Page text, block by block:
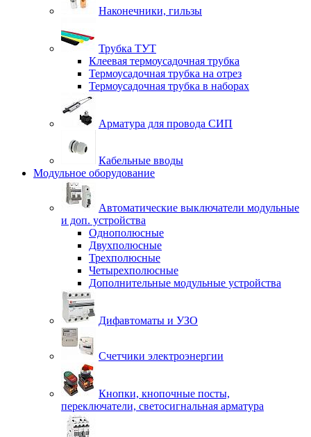
Наконечники, гильзы
Трубка ТУТ
Клеевая термоусадочная трубка
Термоусадочная трубка на отрез
Термоусадочная трубка в наборах
Арматура для провода СИП
Кабельные вводы
Модульное оборудование
Автоматические выключатели модульные
и доп. устройства
Однополюсные
Двухполюсные
Трехполюсные
Четырехполюсные
Дополнительные модульные устройства
Дифавтоматы и УЗО
Счетчики электроэнергии
Кнопки, кнопочные посты,
переключатели, светосигнальная арматура